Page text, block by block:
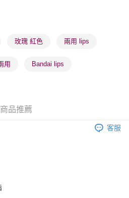
或以上免運費
單將隨機分配至SF順豐速運或京東
確認發貨後2-5個工作天到店，3天內
排重寄
玫瑰 紅色 兩用 lips
用 Bandai lips
商品推薦
客服